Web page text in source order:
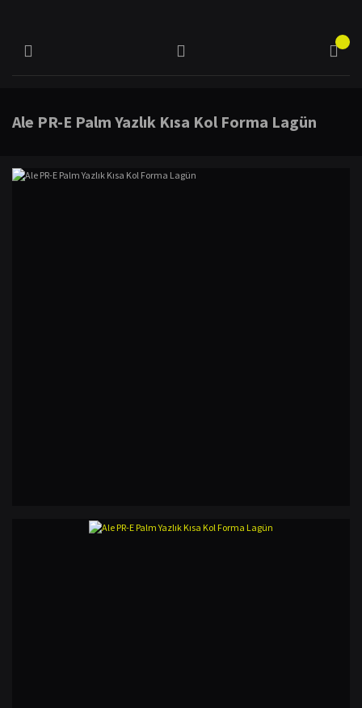
Ale PR-E Palm Yazlık Kısa Kol Forma Lagün